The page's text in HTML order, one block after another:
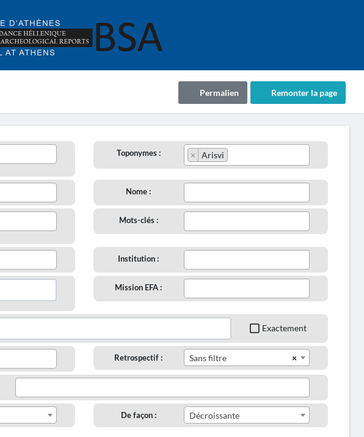
Remonter la page
Permalien
Toponymes : × Arisvi
Nome :
Mots-clés :
Institution :
Mission EFA :
Exactement
Retrospectif : ×
Sans filtre
De façon : Décroissante